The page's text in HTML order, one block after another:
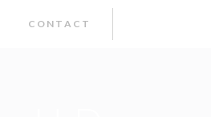
C O N T A C T